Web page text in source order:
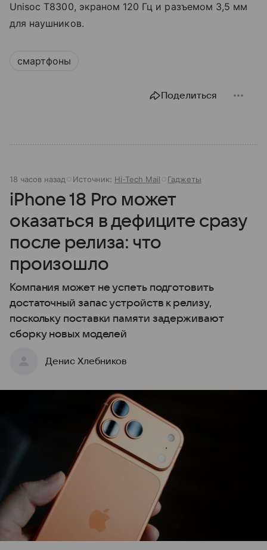
Unisoc T8300, экраном 120 Гц и разъемом 3,5 мм
для наушников.
смартфоны
Поделиться
18 часов назад Источник: Hi-Tech Mail Гаджеты
iPhone 18 Pro может
оказаться в дефиците сразу
после релиза: что
произошло
Компания может не успеть подготовить
достаточный запас устройств к релизу,
поскольку поставки памяти задерживают
сборку новых моделей
Денис Хлебников